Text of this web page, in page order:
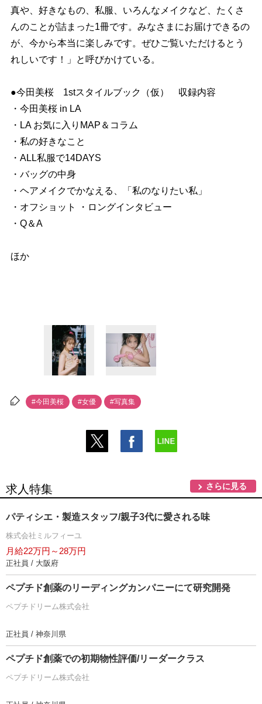
真や、好きなもの、私服、いろんなメイクなど、たくさ
んのことが詰まった1冊です。みなさまにお届けできるの
が、今から本当に楽しみです。ぜひご覧いただけるとう
れしいです！」と呼びかけている。
●今田美桜 1stスタイルブック（仮） 収録内容
・今田美桜 in LA
・LA お気に入りMAP＆コラム
・私の好きなこと
・ALL私服で14DAYS
・バッグの中身
・ヘアメイクでかなえる、「私のなりたい私」
・オフショット ・ロングインタビュー
・Q＆A
ほか
#今田美桜 #女優 #写真集
求人特集 さらに見る
パティシエ・製造スタッフ/親子3代に愛される味
株式会社ミルフィーユ
月給22万円～28万円
正社員 / 大阪府
ペプチド創薬のリーディングカンパニーにて研究開発
ペプチドリーム株式会社
正社員 / 神奈川県
ペプチド創薬での初期物性評価/リーダークラス
ペプチドリーム株式会社